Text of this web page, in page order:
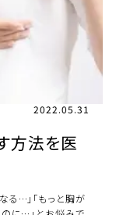
2022.05.31
方法を医
る…」「もっと胸が